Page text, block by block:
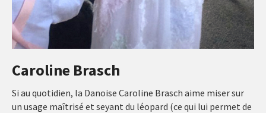
Caroline Brasch
Si au quotidien, la Danoise Caroline Brasch aime miser sur
un usage maîtrisé et seyant du léopard (ce qui lui permet de